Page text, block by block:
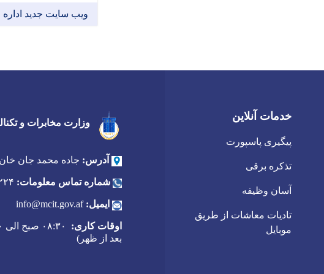
ویب سایت جدید اداره
خدمات آنلاین
پیگیری پاسپورت
تذکره برقی
آسان وظیفه
تادیات معاشات از طریق
موبایل
وزارت مخابرات و
آدرس: جاده محمد جان
شماره تماس معلومات:
ایمیل:info@mcit.gov.af
اوقات کاری:
بعد از ظهر)